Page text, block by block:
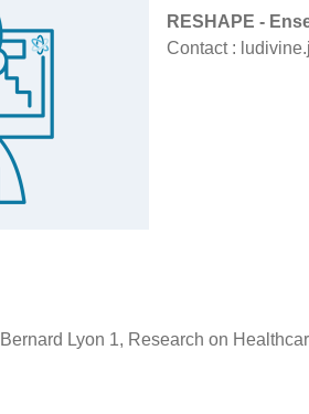
RESHAPE -
Contact :
Lyon 1, Research on